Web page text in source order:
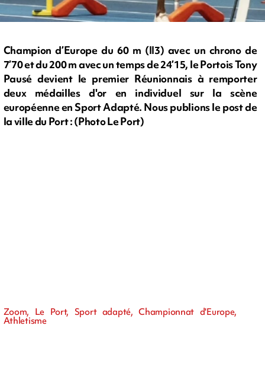
Champion d’Europe du 60 m (II3) avec un chrono de
7’70 et du 200 m avec un temps de 24’15, le Portois Tony
Pausé devient le premier Réunionnais à remporter
deux médailles d'or en individuel sur la scène
européenne en Sport Adapté. Nous publions le post de
la ville du Port : (Photo Le Port)
Zoom, Le Port, Sport adapté, Championnat d'Europe,
Athletisme